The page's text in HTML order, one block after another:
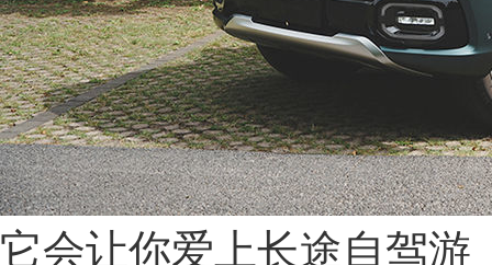
它会让你爱上长途自驾游